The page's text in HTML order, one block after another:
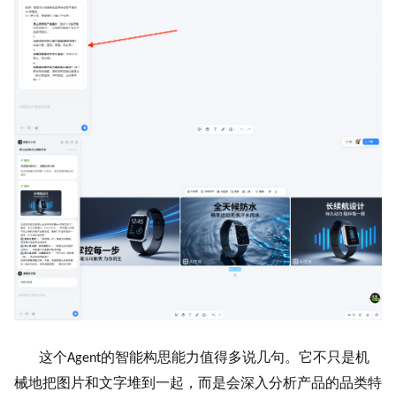
这个Agent的智能构思能力值得多说几句。它不只是机
械地把图片和文字堆到一起，而是会深入分析产品的品类特